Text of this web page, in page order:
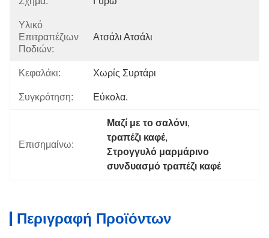
Υλικό
Επιτραπέζιων
Ποδιών:
Ατσάλι Ατσάλι
Κεφαλάκι: Χωρίς Συρτάρι
Συγκρότηση: Εύκολα.
Επισημαίνω:
Μαζί με το σαλόνι,
τραπέζι καφέ,
Στρογγυλό μαρμάρινο
συνδυασμό τραπέζι καφέ
Περιγραφή Προϊόντων